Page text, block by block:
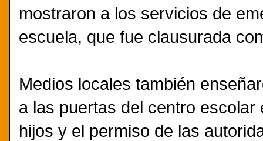
mostraron a los servicios de
escuela, que fue clausurada
Medios locales también
a las puertas del centro
hijos y el permiso de las